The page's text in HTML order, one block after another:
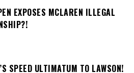
EXPOSES MCLAREN ILLEGAL
SPEED ULTIMATUM TO LAWSON!